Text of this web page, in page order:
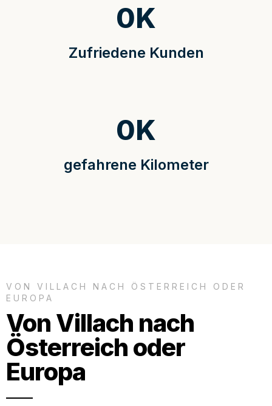
Zufriedene Kunden
0K
gefahrene Kilometer
0K
VON VILLACH NACH ÖSTERREICH ODER
EUROPA
Von Villach nach
Österreich oder
Europa